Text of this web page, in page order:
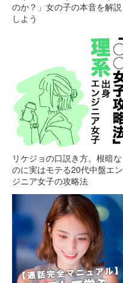
のか？」女の子の本音を解説
しよう
リケジョの口説き方。根暗な
のに実はモテる20代中盤エン
ジニア女子の攻略法